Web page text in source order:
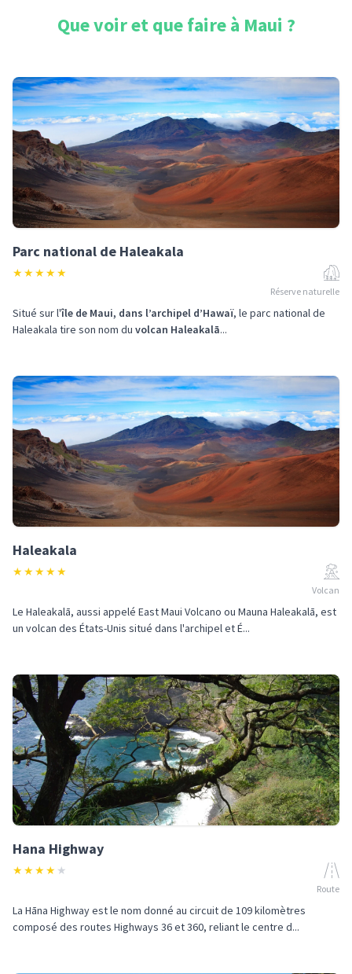
Que voir et que faire à Maui ?
Parc national de Haleakala
★★★★★
Réserve naturelle
Situé sur l'île de Maui, dans l’archipel d’Hawaï, le parc national de
Haleakala tire son nom du volcan Haleakalā...
Haleakala
★★★★★
Volcan
Le Haleakalā, aussi appelé East Maui Volcano ou Mauna Haleakalā, est
un volcan des États-Unis situé dans l'archipel et É...
Hana Highway
★★★★ ★
Route
La Hāna Highway est le nom donné au circuit de 109 kilomètres
composé des routes Highways 36 et 360, reliant le centre d...